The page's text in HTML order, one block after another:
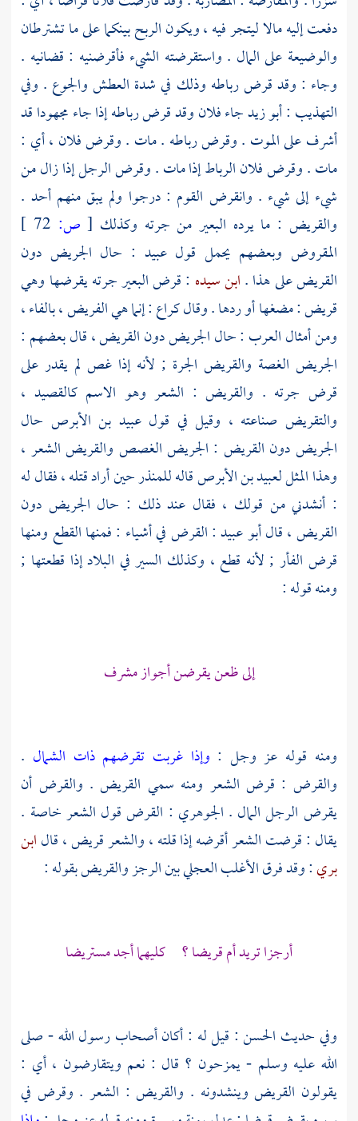
دفعت إليه مالا ليتجر فيه ، ويكون الربح بينكما على ما تشترطان
والوضيعة على المال . واستقرضته الشيء فأقرضنيه : قضانيه .
وجاء : وقد قرض رباطه وذلك في شدة العطش والجوع . وفي
التهذيب :أبو زيدجاء فلان وقد قرض رباطه إذا جاء مجهودا قد
أشرف على الموت . وقرض رباطه . مات . وقرض فلان ، أي :
مات . وقرض فلان الرباط إذا مات . وقرض الرجل إذا زال من
شيء إلى شيء . وانقرض القوم : درجوا ولم يبق منهم أحد .
والقريض : ما يرده البعير من جرته وكذلك [ ص:
المقروض وبعضهم يحمل قولعبيد : حال الجريض دون
القريض على هذا .ابن سيده : قرض البعير جرته يقرضها وهي
قريض : مضغها أو ردها . وقالكراع: إنما هي الفريض ، بالفاء ،
ومن أمثال العرب : حال الجريض دون القريض ، قال بعضهم :
الجريض الغصة والقريض الجرة ; لأنه إذا غص لم يقدر على
قرض جرته . والقريض : الشعر وهو الاسم كالقصيد ،
والتقريض صناعته ، وقيل في قولعبيد بن الأبرص حال
الجريض دون القريض : الجريض الغصص والقريض الشعر ،
وهذا المثللعبيد بن الأبرصقالهللمنذرحين أراد قتله ، فقال له
: أنشدني من قولك ، فقال عند ذلك : حال الجريض دون
القريض ، قالأبو عبيد: القرض في أشياء : فمنها القطع ومنها
قرض الفأر ; لأنه قطع ، وكذلك السير في البلاد إذا قطعتها ;
ومنه قوله :
إلى ظعن يقرضن أجواز مشرف
ومنه قوله عز وجل : وإذا غربت تقرضهم ذات الشمال .
والقرض : قرض الشعر ومنه سمي القريض . والقرض أن
يقرض الرجل المال . الجوهري : القرض قول الشعر خاصة .
يقال : قرضت الشعر أقرضه إذا قلته ، والشعر قريض ، قالابن
بري: وقد فرقالأغلب العجليبين الرجز والقريض بقوله :
أرجزا تريد أم قريضا ؟ كليهما أجد مستريضا
وفي حديث الحسن: قيل له : أكان أصحاب رسول الله - صلى
الله عليه وسلم - يمزحون ؟ قال : نعم ويتقارضون ، أي :
يقولون القريض وينشدونه . والقريض : الشعر . وقرض في